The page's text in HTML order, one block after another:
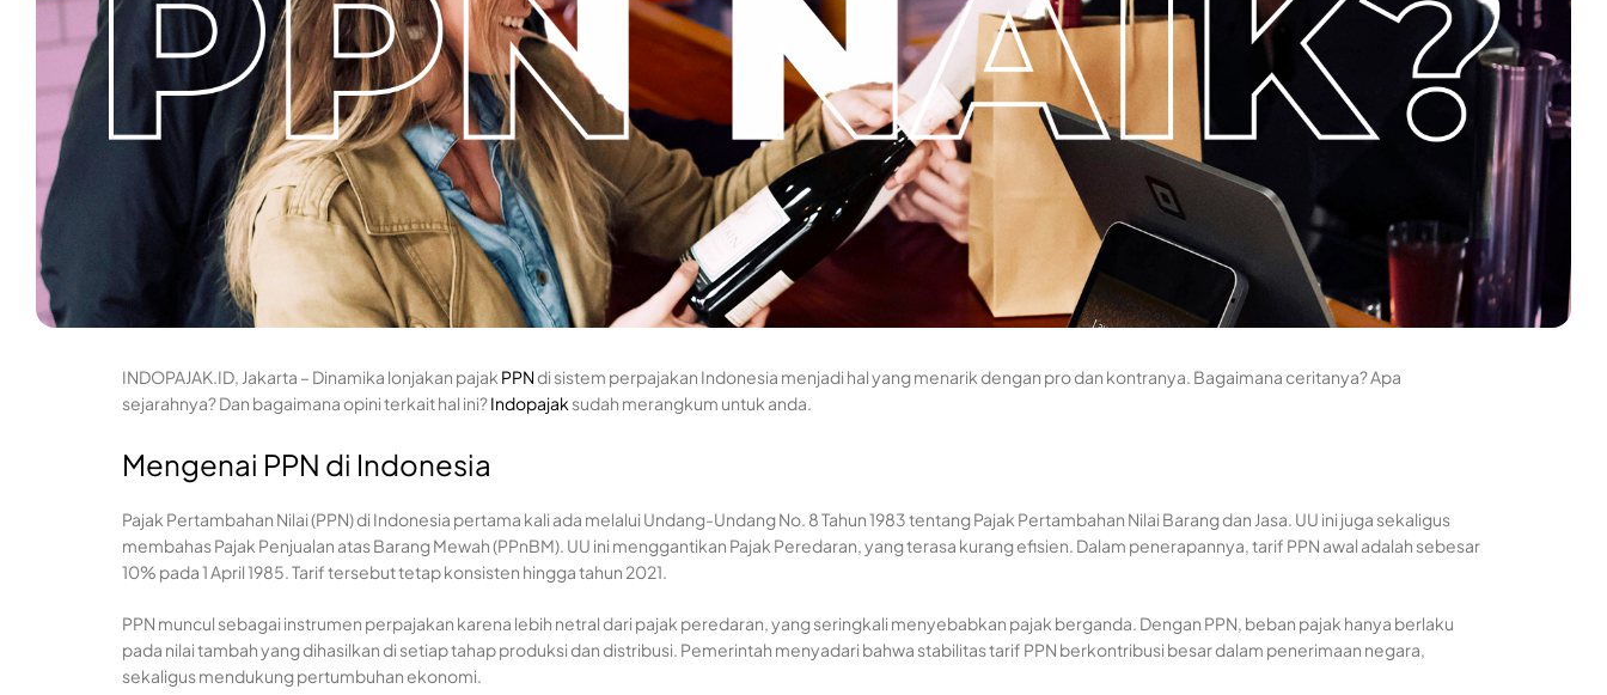
INDOPAJAK.ID, Jakarta – Dinamika lonjakan pajak PPNdi sistem perpajakan Indonesia menjadi hal yang menarik dengan pro dan kontranya. Bagaimana ceritanya? Apa
sejarahnya? Dan bagaimana opini terkait hal ini?Indopajak sudah merangkum untuk anda.
Mengenai PPN di Indonesia
Pajak Pertambahan Nilai (PPN) di Indonesia pertama kali ada melalui Undang-Undang No. 8 Tahun 1983 tentang Pajak Pertambahan Nilai Barang dan Jasa. UU ini juga sekaligus
membahas Pajak Penjualan atas Barang Mewah (PPnBM). UU ini menggantikan Pajak Peredaran, yang terasa kurang efisien. Dalam penerapannya, tarif PPN awal adalah sebesar
10% pada 1 April 1985. Tarif tersebut tetap konsisten hingga tahun 2021.
PPN muncul sebagai instrumen perpajakan karena lebih netral dari pajak peredaran, yang seringkali menyebabkan pajak berganda. Dengan PPN, beban pajak hanya berlaku
pada nilai tambah yang dihasilkan di setiap tahap produksi dan distribusi. Pemerintah menyadari bahwa stabilitas tarif PPN berkontribusi besar dalam penerimaan negara,
sekaligus mendukung pertumbuhan ekonomi.